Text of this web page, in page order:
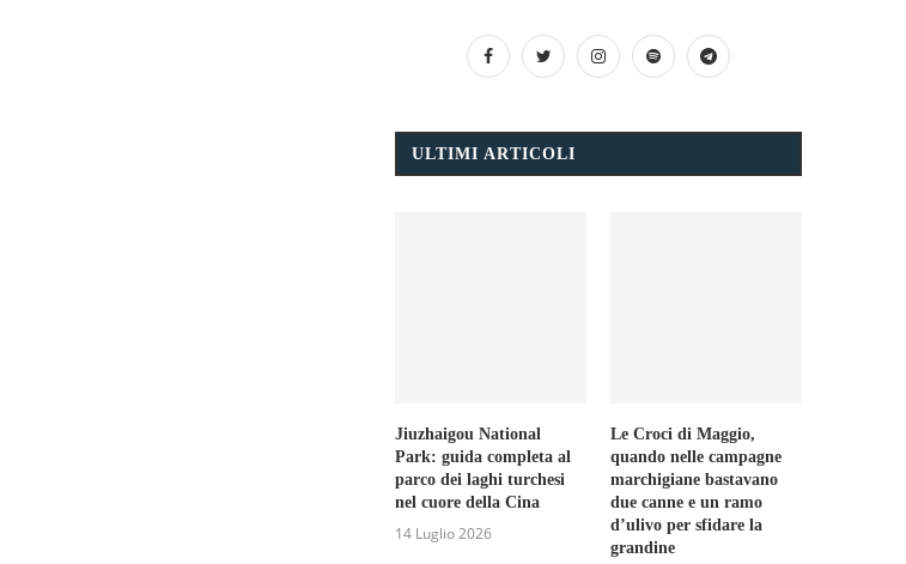
ULTIMI ARTICOLI
Jiuzhaigou National
Park: guida completa al
parco dei laghi turchesi
nel cuore della Cina
14 Luglio 2026
Le Croci di Maggio,
quando nelle campagne
marchigiane bastavano
due canne e un ramo
d’ulivo per sfidare la
grandine